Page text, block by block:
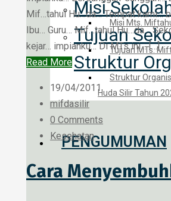
Misi
Misi Mts.
Tujuan
Tujuan MTs.
Struktur
Struktur
Huda Silir Tahun
PENGUMUMAN
Mif…tahul Hu…da… Tempat kami…
Ibu… Guru… Mif…tahul Hu…da…
kejar… impianku… Di MTs ini… […]
Read More
19/04/2011
mifdasilir
0 Comments
Kesehatan
Cara